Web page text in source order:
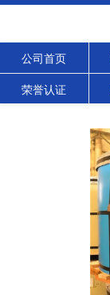
公司首页
荣誉认证